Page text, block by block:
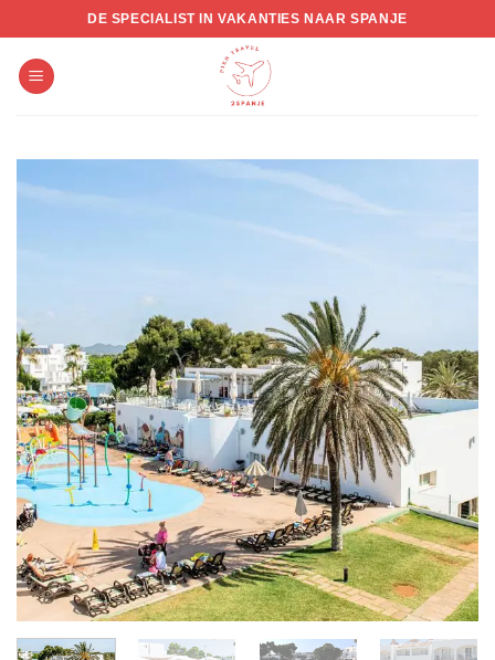
to
content
DE SPECIALIST IN VAKANTIES NAAR SPANJE